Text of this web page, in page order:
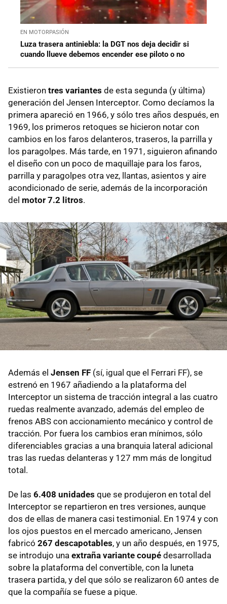
EN MOTORPASIÓN
Luza trasera antiniebla: la DGT nos deja decidir si
cuando llueve debemos encender ese piloto o no
Existieron tres variantes de esta segunda (y última)
generación del Jensen Interceptor. Como decíamos la
primera apareció en 1966, y sólo tres años después, en
1969, los primeros retoques se hicieron notar con
cambios en los faros delanteros, traseros, la parrilla y
los paragolpes. Más tarde, en 1971, siguieron afinando
el diseño con un poco de maquillaje para los faros,
parrilla y paragolpes otra vez, llantas, asientos y aire
acondicionado de serie, además de la incorporación
del motor 7.2 litros.
Además el Jensen FF (sí, igual que el Ferrari FF), se
estrenó en 1967 añadiendo a la plataforma del
Interceptor un sistema de tracción integral a las cuatro
ruedas realmente avanzado, además del empleo de
frenos ABS con accionamiento mecánico y control de
tracción. Por fuera los cambios eran mínimos, sólo
diferenciables gracias a una branquia lateral adicional
tras las ruedas delanteras y 127 mm más de longitud
total.
De las 6.408 unidades que se produjeron en total del
Interceptor se repartieron en tres versiones, aunque
dos de ellas de manera casi testimonial. En 1974 y con
los ojos puestos en el mercado americano, Jensen
fabricó 267 descapotables, y un año después, en 1975,
se introdujo una extraña variante coupé desarrollada
sobre la plataforma del convertible, con la luneta
trasera partida, y del que sólo se realizaron 60 antes de
que la compañía se fuese a pique.